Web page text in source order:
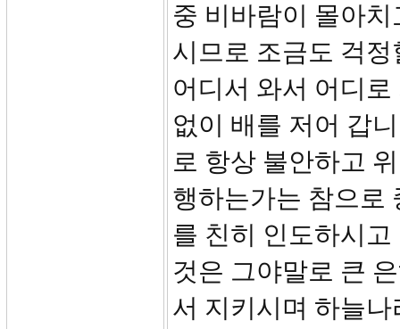
중 비바람이 몰아
시므로 조금도 걱
어디서 와서 어디
없이 배를 저어 갑
로 항상 불안하고
행하는가는 참으로
를 친히 인도하시
것은 그야말로 큰
서 지키시며 하늘